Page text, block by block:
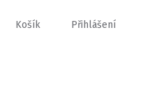
Košík Přihlášení